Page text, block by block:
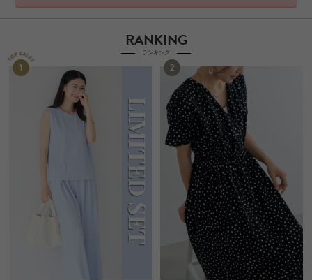
RANKING
ランキング
1 2